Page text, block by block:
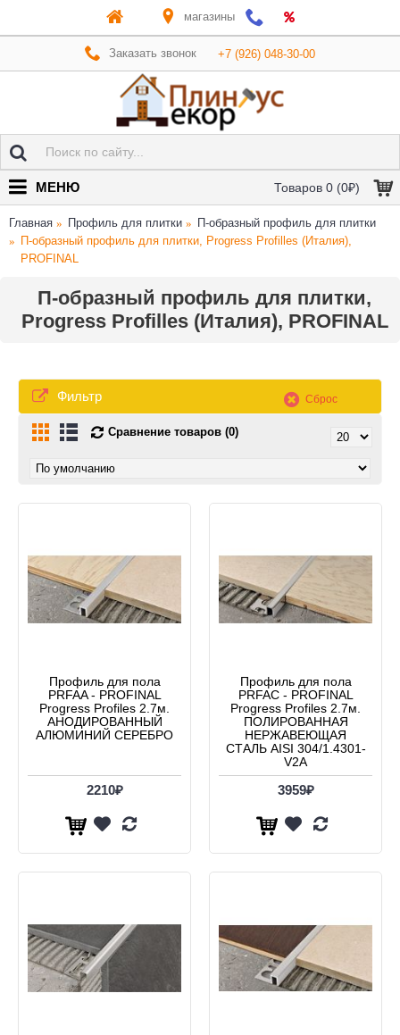
магазины
Заказать звонок +7 (926) 048-30-00
Товаров 0 (0₽)
МЕНЮ
Главная Профиль для плитки
П-образный профиль для плитки
П-образный профиль для плитки, Progress Profilles (Италия),
PROFINAL
П-образный профиль для плитки,
Progress Profilles (Италия), PROFINAL
Фильтр Сброс
Сравнение товаров (0)
Профиль для пола
PRFAA - PROFINAL
Progress Profiles 2.7м.
АНОДИРОВАННЫЙ
АЛЮМИНИЙ СЕРЕБРО
2210₽
Профиль для пола
PRFAC - PROFINAL
Progress Profiles 2.7м.
ПОЛИРОВАННАЯ
НЕРЖАВЕЮЩАЯ
СТАЛЬ AISI 304/1.4301-
V2A
3959₽